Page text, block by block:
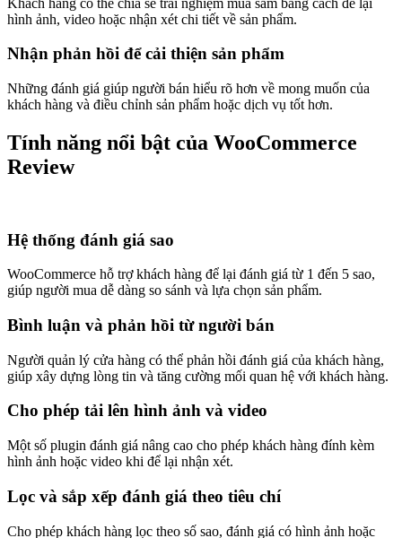
hình ảnh, video hoặc nhận xét chi tiết về sản phẩm.
Nhận phản hồi để cải thiện sản phẩm
Những đánh giá giúp người bán hiểu rõ hơn về mong muốn của
khách hàng và điều chỉnh sản phẩm hoặc dịch vụ tốt hơn.
Tính năng nổi bật của WooCommerce
Review
Hệ thống đánh giá sao
WooCommerce hỗ trợ khách hàng để lại đánh giá từ 1 đến 5 sao,
giúp người mua dễ dàng so sánh và lựa chọn sản phẩm.
Bình luận và phản hồi từ người bán
Người quản lý cửa hàng có thể phản hồi đánh giá của khách hàng,
giúp xây dựng lòng tin và tăng cường mối quan hệ với khách hàng.
Cho phép tải lên hình ảnh và video
Một số plugin đánh giá nâng cao cho phép khách hàng đính kèm
hình ảnh hoặc video khi để lại nhận xét.
Lọc và sắp xếp đánh giá theo tiêu chí
Cho phép khách hàng lọc theo số sao, đánh giá có hình ảnh hoặc